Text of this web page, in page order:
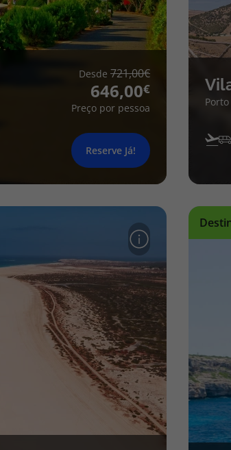
Desde 721,00
646,00
Preço por pessoa
Reserve Já!